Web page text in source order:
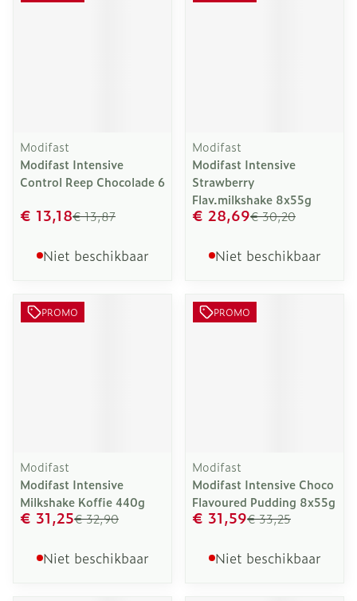
Modifast
Modifast Intensive
Control Reep Chocolade 6
€ 13,87
€ 13,18
Niet beschikbaar
Modifast
Modifast Intensive
Strawberry
Flav.milkshake 8x55g
€ 30,20
€ 28,69
Niet beschikbaar
PROMO
Modifast
Modifast Intensive
Milkshake Koffie 440g
€ 32,90
€ 31,25
Niet beschikbaar
PROMO
Modifast
Modifast Intensive Choco
Flavoured Pudding 8x55g
€ 33,25
€ 31,59
Niet beschikbaar